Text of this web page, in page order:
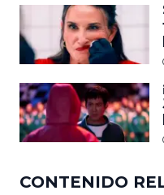
CONTENIDO